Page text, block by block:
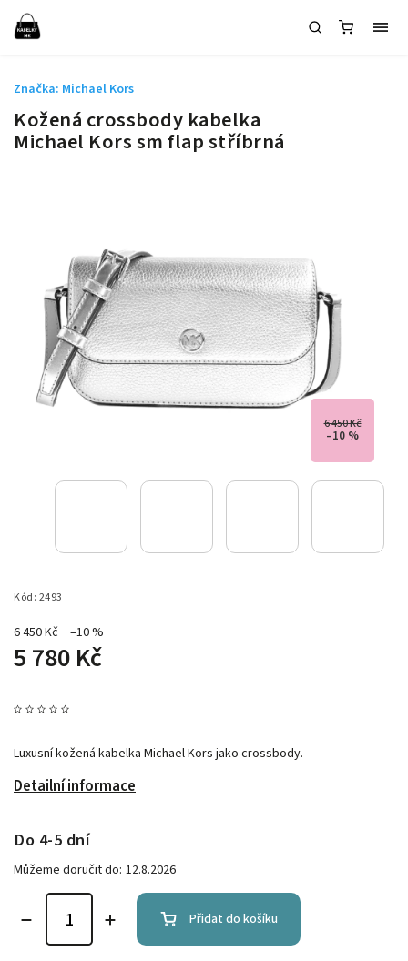
Kožená crossbody kabelka
Michael Kors sm flap stříbrná
6 450 Kč
–10 %
Kód: 2493
6 450 Kč –10 %
5 780 Kč
Luxusní kožená kabelka Michael Kors jako crossbody.
Detailní informace
Značka: Michael Kors
Do 4-5 dní
Můžeme doručit do: 12.8.2026
Přidat do košíku